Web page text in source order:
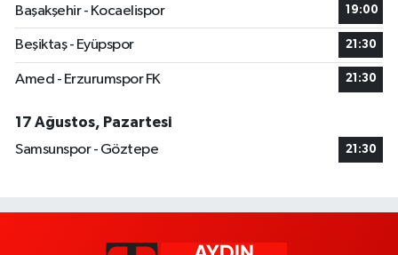
Başakşehir - Kocaelispor
19:00
Beşiktaş - Eyüpspor 21:30
Amed - Erzurumspor FK 21:30
17 Ağustos, Pazartesi
Samsunspor - Göztepe
21:30